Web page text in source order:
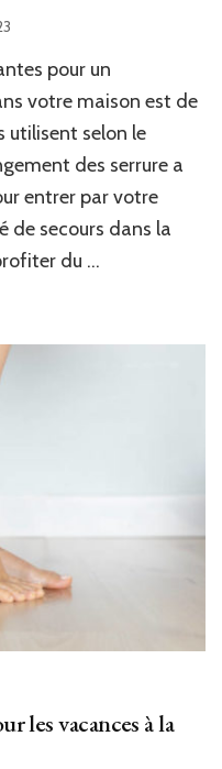
pour un
votre maison est de
utilisent selon le
des serrure a
entrer par votre
de secours dans la
du …
les vacances à la